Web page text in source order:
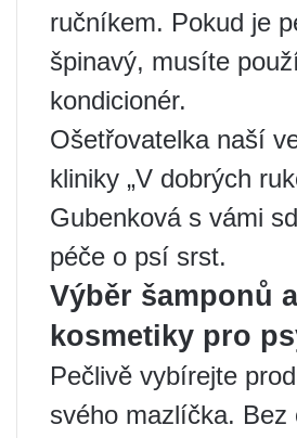
ručníkem. Pokud je
špinavý, musíte
kondicionér.
Ošetřovatelka naší
kliniky „V dobrých
Gubenková s vámi
péče o psí srst.
Výběr šamponů
kosmetiky pro
Pečlivě vybírejte
svého mazlíčka. Bez